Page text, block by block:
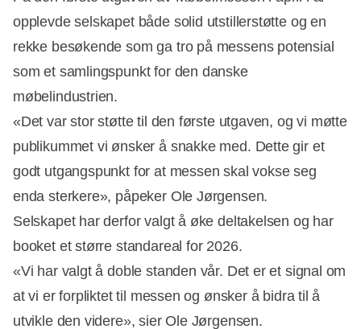
Annonce
opplevde selskapet både solid utstillerstøtte og en
rekke besøkende som ga tro på messens potensial
som et samlingspunkt for den danske
møbelindustrien.
«Det var stor støtte til den første utgaven, og vi møtte
publikummet vi ønsker å snakke med. Dette gir et
godt utgangspunkt for at messen skal vokse seg
enda sterkere», påpeker Ole Jørgensen.
Selskapet har derfor valgt å øke deltakelsen og har
booket et større standareal for 2026.
«Vi har valgt å doble standen vår. Det er et signal om
at vi er forpliktet til messen og ønsker å bidra til å
utvikle den videre», sier Ole Jørgensen.